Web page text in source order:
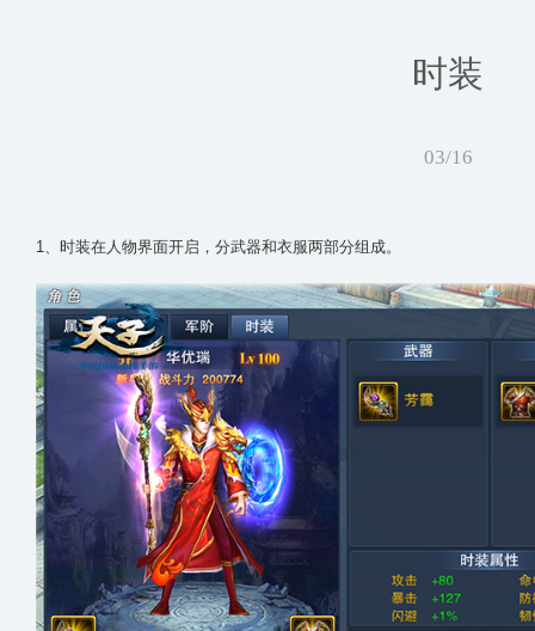
时装
03/16
1、时装在人物界面开启，分武器和衣服两部分组成。